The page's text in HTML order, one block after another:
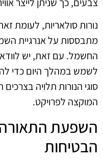
נורות סולאריות, לעומת
מתבססות על אנרגיית
החשמל. עם זאת, יש
לשמש במהלך היום כדי
סוגי הנורות תלויה
המוקצה לפרויקט.
השפעת
הבטיחות